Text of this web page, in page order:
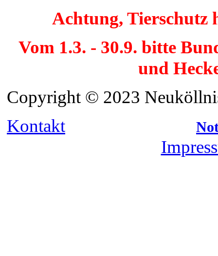
Achtung, Tierschutz
Vom 1.3. - 30.9. bitte
und
Copyright © 2023
Kontakt